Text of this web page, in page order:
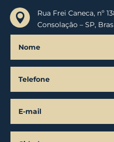

Rua Frei Caneca, nº
Consolação – SP,